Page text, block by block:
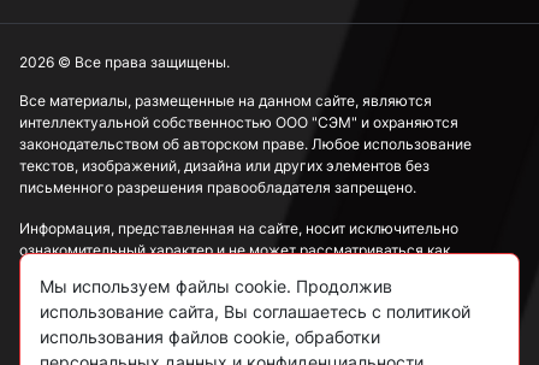
Все материалы, размещенные на данном сайте, являются
интеллектуальной собственностью ООО "СЭМ" и охраняются
законодательством об авторском праве. Любое использование
текстов, изображений, дизайна или других элементов без
письменного разрешения правообладателя запрещено.
Информация, представленная на сайте, носит исключительно
ознакомительный характер и не может рассматриваться как
Политика конфиденциальности
2026 © Все права защищены.
Мы используем файлы cookie. Продолжив
использование сайта, Вы соглашаетесь с политикой
использования файлов cookie, обработки